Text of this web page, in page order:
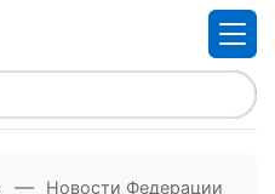
— Новости Федерации